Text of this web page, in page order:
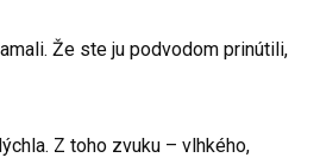
Že ste ju podvodom prinútili,
Z toho zvuku – vlhkého,